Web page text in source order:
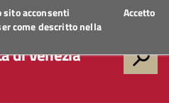
sito acconsenti
come descritto nella
Accetto
di Venezia